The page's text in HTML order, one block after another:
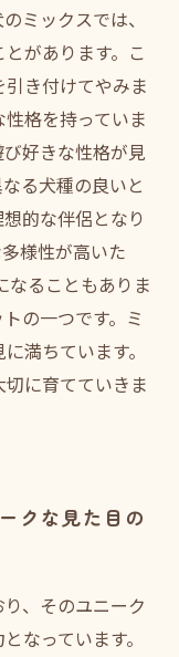
ミックスでは、
があります。こ
き付けてやみま
格を持っていま
好きな性格が見
る犬種の良いと
的な伴侶となり
様性が高いた
ることもありま
の一つです。ミ
満ちています。
に育てていきま
クな見た目の
、そのユニーク
なっています。